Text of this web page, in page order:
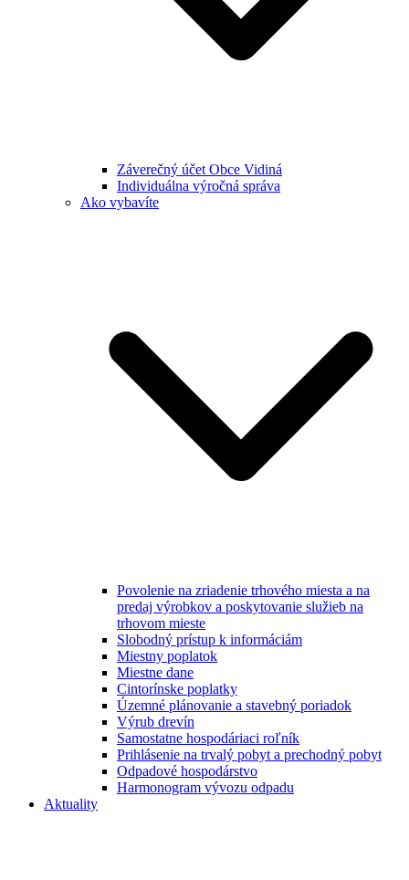
Záverečný účet Obce Vidiná
Individuálna výročná správa
Ako vybavíte
Povolenie na zriadenie trhového miesta a na
predaj výrobkov a poskytovanie služieb na
trhovom mieste
Slobodný prístup k informáciám
Miestny poplatok
Miestne dane
Cintorínske poplatky
Územné plánovanie a stavebný poriadok
Výrub drevín
Samostatne hospodáriaci roľník
Prihlásenie na trvalý pobyt a prechodný pobyt
Odpadové hospodárstvo
Harmonogram vývozu odpadu
Aktuality